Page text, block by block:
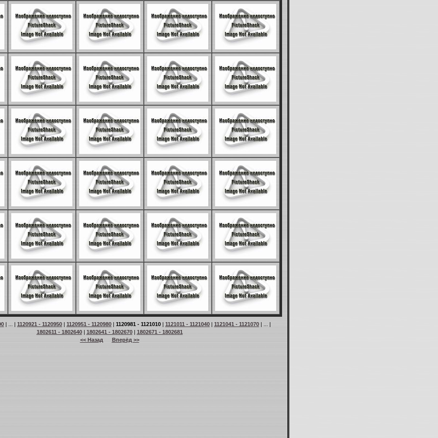
| ... | 1120921 - 1120950 | 1120951 - 1120980 | 1120981 - 1121010 | 1121011 - 1121040 | 1121041 - 1121070 | ... |
1802611 - 1802640| 1802641 - 1802670| 1802671 - 1802681
<< Назад
Вперёд >>